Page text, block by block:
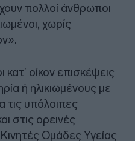
πολλοί άνθρωποι
χωρίς
οίκον επισκέψεις
ή ηλικιωμένους με
τις υπόλοιπες
στις ορεινές
Ομάδες Υγείας